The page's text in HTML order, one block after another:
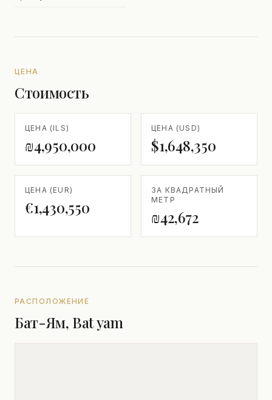
ЦЕНА
Стоимость
ЦЕНА (ILS)
₪4,950,000
ЦЕНА (USD)
$1,648,350
ЦЕНА (EUR)
€1,430,550
ЗА КВАДРАТНЫЙ
МЕТР
₪42,672
РАСПОЛОЖЕНИЕ
Бат-Ям, Bat yam